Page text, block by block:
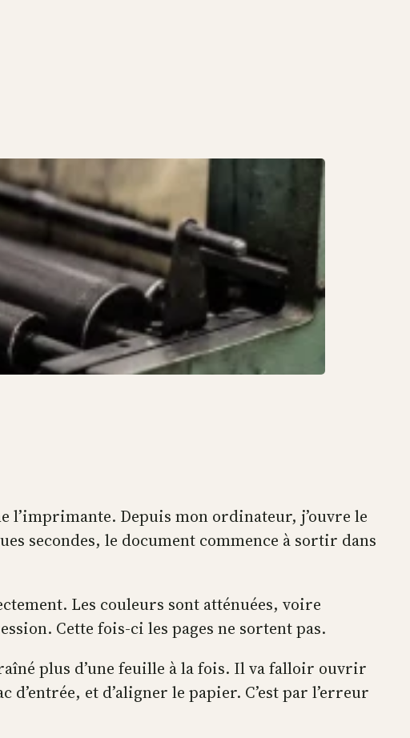
l’imprimante. Depuis mon ordinateur, j’ouvre le
secondes, le document commence à sortir dans
Les couleurs sont atténuées, voire
Cette fois-ci les pages ne sortent pas.
plus d’une feuille à la fois. Il va falloir ouvrir
et d’aligner le papier. C’est par l’erreur